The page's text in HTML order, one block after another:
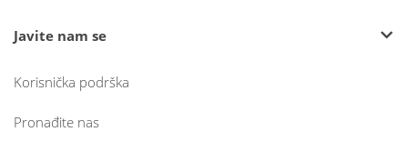
Javite nam se
Korisnička podrška
Pronađite nas